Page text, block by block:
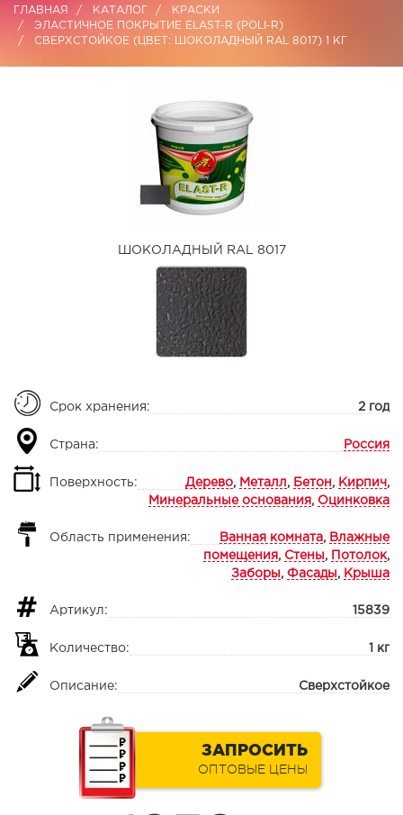
ГЛАВНАЯ КАТАЛОГ
КРАСКИ
ЭЛАСТИЧНОЕ ПОКРЫТИЕ ELAST-R (POLI-R)
СВЕРХСТОЙКОЕ (ЦВЕТ: ШОКОЛАДНЫЙ RAL 8017) 1 КГ
ШОКОЛАДНЫЙ RAL 8017
Срок хранения: 2 год
Страна: Россия
Поверхность: Дерево, Металл , Бетон , Кирпич ,
Минеральные основания , Оцинковка
Область применения: Ванная комната, Влажные
помещения , Стены , Потолок,
Заборы , Фасады , Крыша
Артикул: 15839
Количество: 1 кг
Описание: Сверхстойкое
ЗАПРОСИТЬ
ОПТОВЫЕ ЦЕНЫ